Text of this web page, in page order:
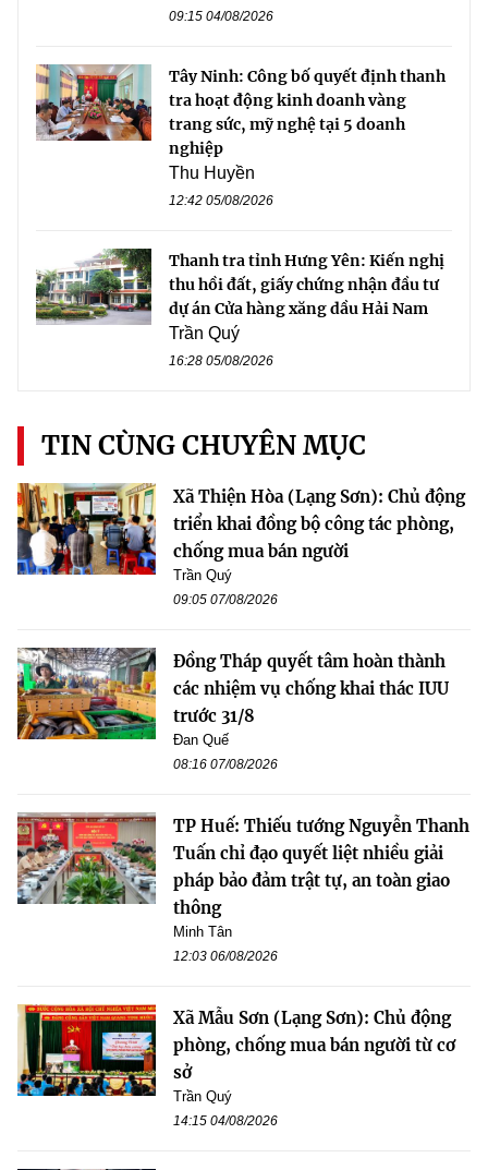
09:15 04/08/2026
Tây Ninh: Công bố quyết định thanh
tra hoạt động kinh doanh vàng
trang sức, mỹ nghệ tại 5 doanh
nghiệp
Thu Huyền
12:42 05/08/2026
Thanh tra tỉnh Hưng Yên: Kiến nghị
thu hồi đất, giấy chứng nhận đầu tư
dự án Cửa hàng xăng dầu Hải Nam
Trần Quý
16:28 05/08/2026
TIN CÙNG CHUYÊN MỤC
Xã Thiện Hòa (Lạng Sơn): Chủ động
triển khai đồng bộ công tác phòng,
chống mua bán người
Trần Quý
09:05 07/08/2026
Đồng Tháp quyết tâm hoàn thành
các nhiệm vụ chống khai thác IUU
trước 31/8
Đan Quế
08:16 07/08/2026
TP Huế: Thiếu tướng Nguyễn Thanh
Tuấn chỉ đạo quyết liệt nhiều giải
pháp bảo đảm trật tự, an toàn giao
thông
Minh Tân
12:03 06/08/2026
Xã Mẫu Sơn (Lạng Sơn): Chủ động
phòng, chống mua bán người từ cơ
sở
Trần Quý
14:15 04/08/2026